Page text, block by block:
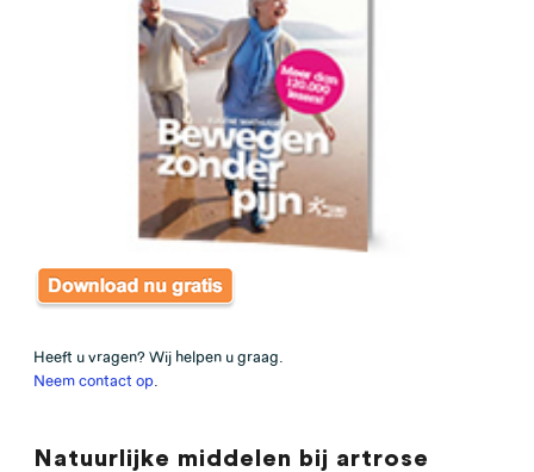
Heeft u vragen? Wij helpen u graag.
Neem contact op
Natuurlijke middelen bij artrose